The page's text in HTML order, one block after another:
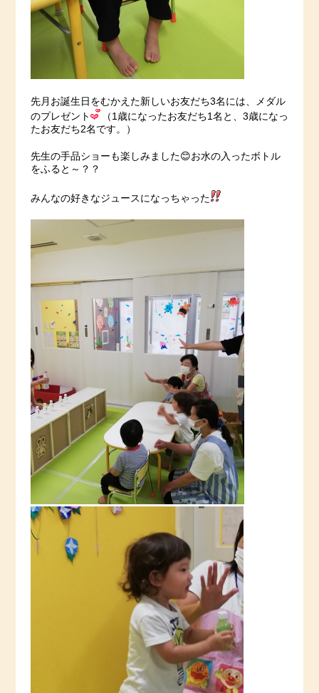
先月お誕生日をむかえた新しいお友だち3名には、メダル
のプレゼント
（1歳になったお友だち1名と、3歳になっ
たお友だち2名です。）
先生の手品ショーも楽しみました😊お水の入ったボトル
をふると～？？
みんなの好きなジュースになっちゃった